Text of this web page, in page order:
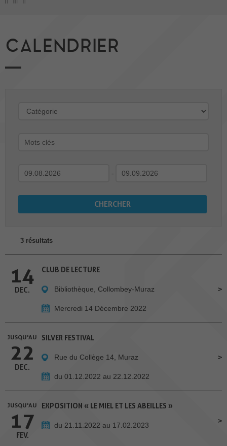
CALENDRIER
-
3 résultats
14
DEC.
CLUB DE LECTURE
Bibliothèque, Collombey-Muraz
Mercredi 14 Décembre 2022
JUSQU'AU
22
DEC.
SILVER FESTIVAL
Rue du Collège 14, Muraz
du 01.12.2022 au 22.12.2022
JUSQU'AU
17
FEV.
EXPOSITION « LE MIEL ET LES ABEILLES »
du 21.11.2022 au 17.02.2023